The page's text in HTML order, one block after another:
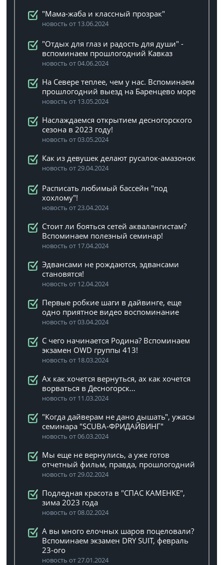
"Мама-жаба и классный прозрак"
новость от 13.06.2024
"Отдых для глаз и радость для души" -
вспоминаем прошлогодний Кавказ
новость от 04.06.2024
На Севере теплее, чем у нас. Вспоминаем
прошлогодний выезд на Баренцево море
новость от 13.05.2024
Наслаждаемся открытием десногорского
сезона в 2023 году!
новость от 03.05.2024
Как из девушек делают русалок-амазонок
новость от 29.04.2024
Расписать любимый бассейн "под
хохлому"!
новость от 23.04.2024
Стоит ли бояться сетей аквалангистам?
Вспоминаем полезный семинар!
новость от 17.04.2024
Эдвансами не рождаются, эдвансами
становятся!
новость от 12.04.2024
Первые робкие шаги в дайвинге, еще
одно приятное видео воспоминание
новость от 03.04.2024
C чего начинается Родина? Вспоминаем
экзамен OWD группы 413!
новость от 18.03.2024
Ах как хочется вернуться, ах как хочется
ворваться в Десногорск…
новость от 11.03.2024
"Когда дайверам не дано дышать", ужасы
семинара "SCUBA-ФРИДАЙВИНГ"
новость от 06.03.2024
Мы еще не вернулись, а уже готов
отчетный фильм, правда, прошлогодний
новость от 29.02.2024
Подледная красота в "СПАС КАМЕНКЕ",
зима 2023 года
новость от 08.02.2024
А вы много елочных шаров поцеловали?
Вспоминаем экзамен DRY SUIT, февраль
23-ого
новость от 27.01.2024